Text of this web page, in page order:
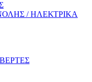
/ ΗΛΕΚΤΡΙΚΑ